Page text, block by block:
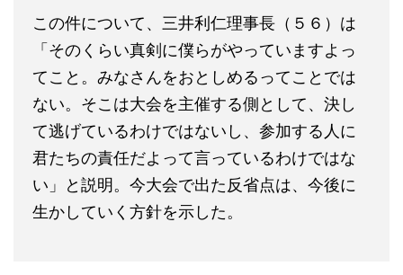
この件について、三井利仁理事長（５６）は
「そのくらい真剣に僕らがやっていますよっ
てこと。みなさんをおとしめるってことでは
ない。そこは大会を主催する側として、決し
て逃げているわけではないし、参加する人に
君たちの責任だよって言っているわけではな
い」と説明。今大会で出た反省点は、今後に
生かしていく方針を示した。